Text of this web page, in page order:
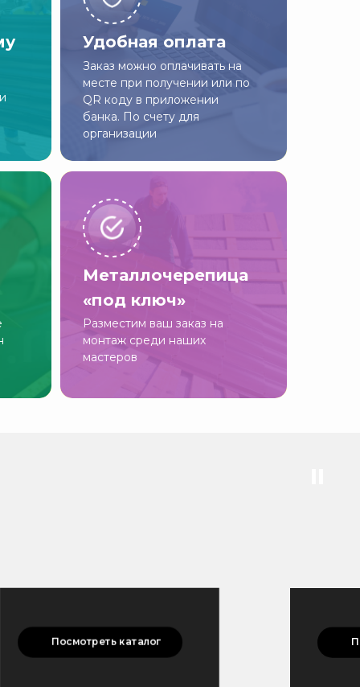
Удобная оплата
Заказ можно оплачивать на
месте при получении или по
QR коду в приложении
банка. По счету для
организации
Металлочерепица
«под ключ»
Разместим ваш заказ на
монтаж среди наших
мастеров
Посмотреть каталог